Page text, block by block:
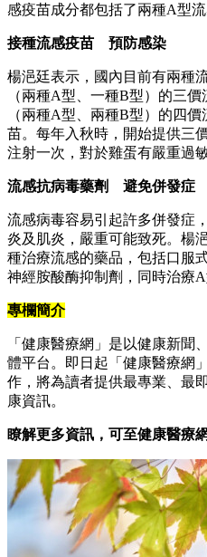
感疫苗成分都包括了兩種A型
接種流感疫苗 預防感染
楊浥廷表示，國內目前有兩種
（兩種A型、一種B型）的三
（兩種A型、兩種B型）的四
苗。每年入秋時，開始提供三
注射一次，對於雞蛋有嚴重過
流感抗病毒藥劑 避免併發症
流感病毒容易引起許多併發症
炎及肌炎，嚴重可能致死。楊
種治療流感的藥品，包括口服
神經胺酸酶抑制劑，同時治療A
專欄簡介
「健康醫療網」是以健康新聞
體平台。即日起「健康醫療網
作，將為讀者提供最專業、最
康資訊。
瞭解更多資訊，可至健康醫療